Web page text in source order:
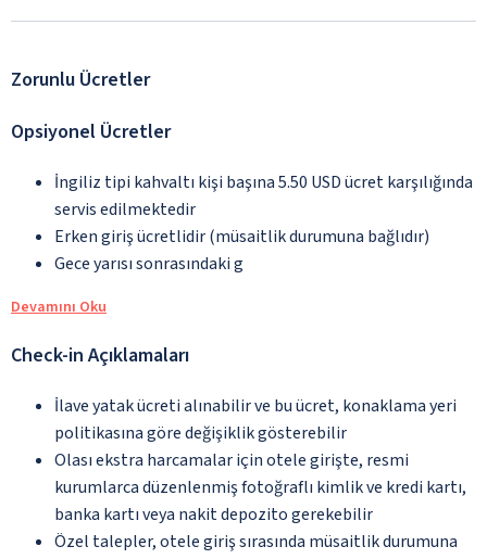
Zorunlu Ücretler
Opsiyonel Ücretler
İngiliz tipi kahvaltı kişi başına 5.50 USD ücret karşılığında
servis edilmektedir
Erken giriş ücretlidir (müsaitlik durumuna bağlıdır)
Gece yarısı sonrasındaki g
Devamını Oku
Check-in Açıklamaları
İlave yatak ücreti alınabilir ve bu ücret, konaklama yeri
politikasına göre değişiklik gösterebilir
Olası ekstra harcamalar için otele girişte, resmi
kurumlarca düzenlenmiş fotoğraflı kimlik ve kredi kartı,
banka kartı veya nakit depozito gerekebilir
Özel talepler, otele giriş sırasında müsaitlik durumuna